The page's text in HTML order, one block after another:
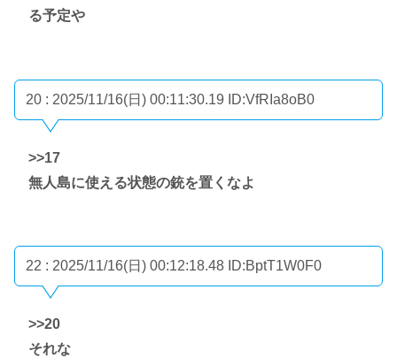
る予定や
20 : 2025/11/16(日) 00:11:30.19 ID:VfRIa8oB0
>>17
無人島に使える状態の銃を置くなよ
22 : 2025/11/16(日) 00:12:18.48 ID:BptT1W0F0
>>20
それな